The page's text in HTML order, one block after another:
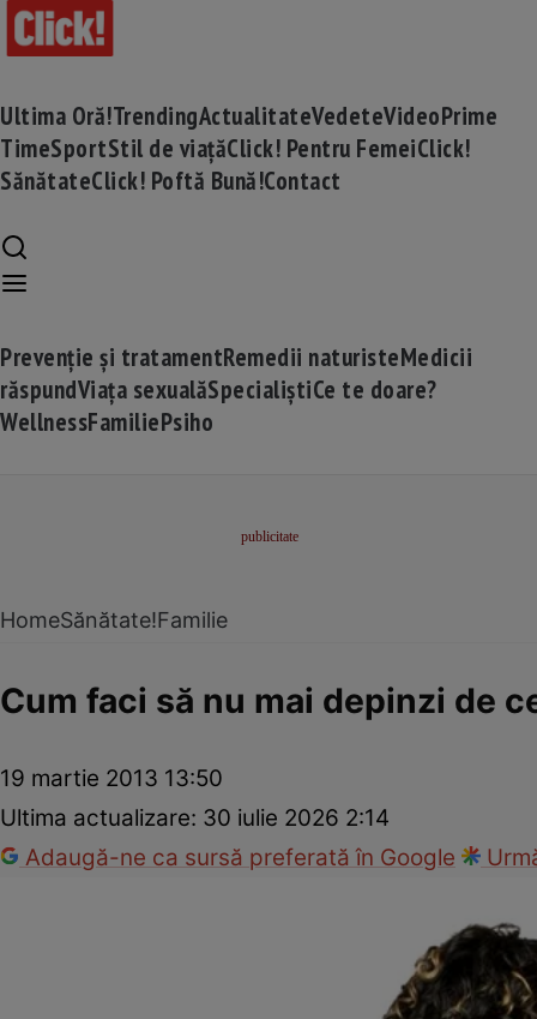
Ultima Oră!TrendingActualitateVedeteVideoPrime
TimeSportStil de viațăClick! Pentru FemeiClick!
SănătateClick! Poftă Bună!Contact
Prevenție și tratamentRemedii naturisteMedicii
răspundViața sexualăSpecialiștiCe te doare?
WellnessFamiliePsiho
HomeSănătate!Familie
Cum faci să nu mai depinzi de
19 martie 2013 13:50
Ultima actualizare: 30 iulie 2026 2:14
Adaugă-ne ca sursă preferată în Google